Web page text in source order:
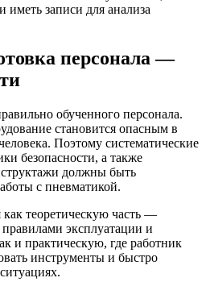
иметь записи для анализа
персонала —
обученного персонала.
становится опасным в
Поэтому систематические
безопасности, а также
должны быть
с пневматикой.
теоретическую часть —
эксплуатации и
и практическую, где работник
инструменты и быстро